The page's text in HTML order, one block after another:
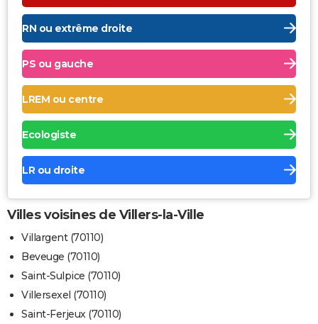
RN ou extrême droite
PS ou gauche
LREM ou centre
Ecologiste
LR ou droite
Villes voisines de Villers-la-Ville
Villargent (70110)
Beveuge (70110)
Saint-Sulpice (70110)
Villersexel (70110)
Saint-Ferjeux (70110)